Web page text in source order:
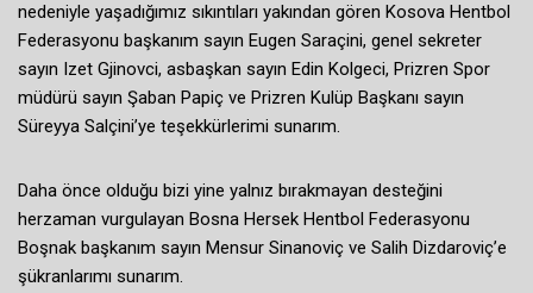
nedeniyle yaşadığımız sıkıntıları yakından gören Kosova Hentbol
Federasyonu başkanım sayın Eugen Saraçini, genel sekreter
sayın Izet Gjinovci, asbaşkan sayın Edin Kolgeci, Prizren Spor
müdürü sayın Şaban Papiç ve Prizren Kulüp Başkanı sayın
Süreyya Salçini’ye teşekkürlerimi sunarım.
Daha önce olduğu bizi yine yalnız bırakmayan desteğini
herzaman vurgulayan Bosna Hersek Hentbol Federasyonu
Boşnak başkanım sayın Mensur Sinanoviç ve Salih Dizdaroviç’e
şükranlarımı sunarım.